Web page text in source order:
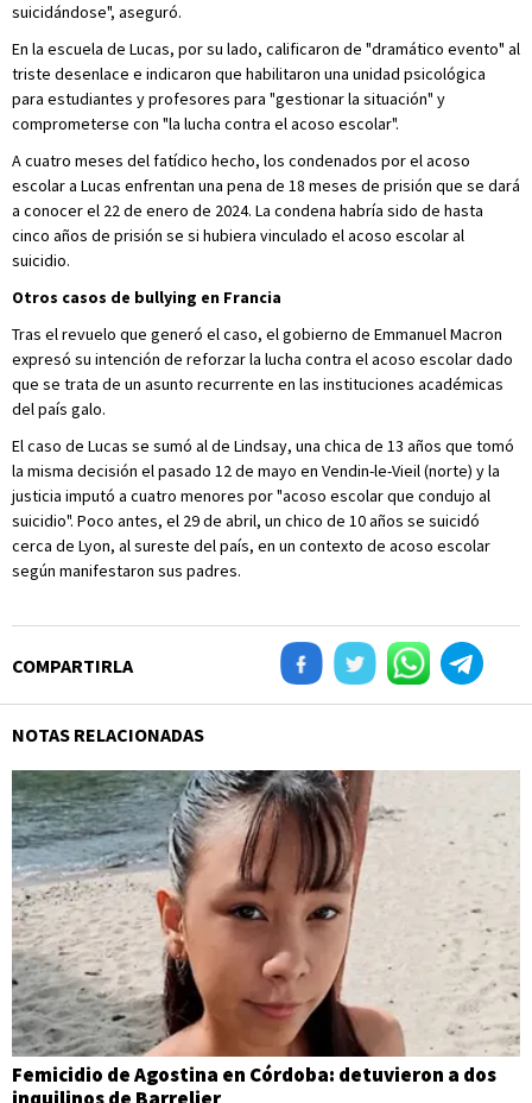
suicidándose", aseguró.
En la escuela de Lucas, por su lado, calificaron de "dramático evento" al
triste desenlace e indicaron que habilitaron una unidad psicológica
para estudiantes y profesores para "gestionar la situación" y
comprometerse con "la lucha contra el acoso escolar".
A cuatro meses del fatídico hecho, los condenados por el acoso
escolar a Lucas enfrentan una pena de 18 meses de prisión que se dará
a conocer el 22 de enero de 2024. La condena habría sido de hasta
cinco años de prisión se si hubiera vinculado el acoso escolar al
suicidio.
Otros casos de bullying en Francia
Tras el revuelo que generó el caso, el gobierno de Emmanuel Macron
expresó su intención de reforzar la lucha contra el acoso escolar dado
que se trata de un asunto recurrente en las instituciones académicas
del país galo.
El caso de Lucas se sumó al de Lindsay, una chica de 13 años que tomó
la misma decisión el pasado 12 de mayo en Vendin-le-Vieil (norte) y la
justicia imputó a cuatro menores por "acoso escolar que condujo al
suicidio". Poco antes, el 29 de abril, un chico de 10 años se suicidó
cerca de Lyon, al sureste del país, en un contexto de acoso escolar
según manifestaron sus padres.
COMPARTIRLA
NOTAS RELACIONADAS
Femicidio de Agostina en Córdoba: detuvieron a dos